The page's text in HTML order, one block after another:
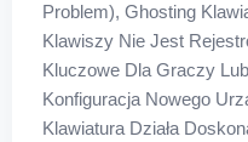
Problem), Ghosting
Klawiszy Nie Jest
Kluczowe Dla Graczy
Konfiguracja Nowego
Klawiatura Działa